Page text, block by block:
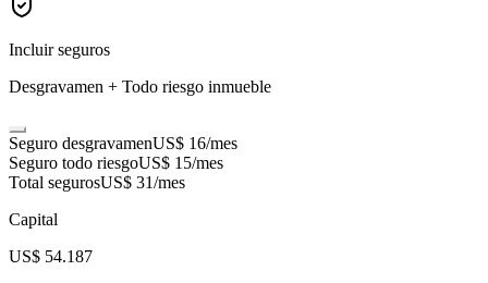
Incluir seguros
Desgravamen + Todo riesgo inmueble
Seguro desgravamenUS$ 16/mes
Seguro todo riesgoUS$ 15/mes
Total segurosUS$ 31/mes
Capital
US$ 54.187